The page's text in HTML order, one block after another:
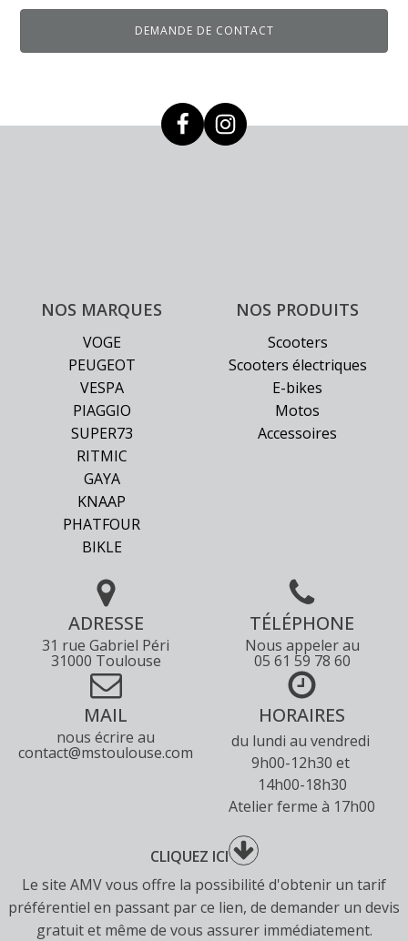
DEMANDE DE CONTACT
options
la
NOS MARQUES
VOGE
PEUGEOT
VESPA
PIAGGIO
SUPER73
RITMIC
GAYA
KNAAP
PHATFOUR
BIKLE
NOS PRODUITS
Scooters
Scooters électriques
E-bikes
Motos
Accessoires
ADRESSE
31 rue Gabriel Péri
31000 Toulouse
TÉLÉPHONE
Nous appeler au
05 61 59 78 60
MAIL
nous écrire au
contact@mstoulouse.com
HORAIRES
du lundi au vendredi
9h00-12h30 et
14h00-18h30
Atelier ferme à 17h00
CLIQUEZ ICI
Le site AMV vous offre la possibilité d'obtenir un tarif
préférentiel en passant par ce lien, de demander un devis
gratuit et même de vous assurer immédiatement.